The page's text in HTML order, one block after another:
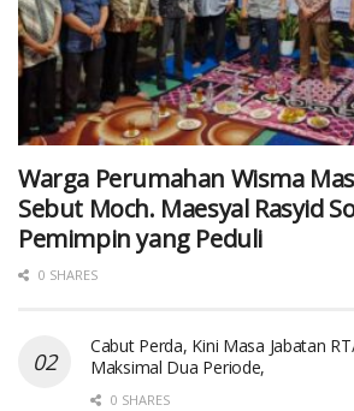
Warga Perumahan Wisma
Sebut Moch. Maesyal Rasyid
Pemimpin yang Peduli
0 SHARES
Cabut Perda, Kini Masa Jabatan
Maksimal Dua Periode,
0 SHARES